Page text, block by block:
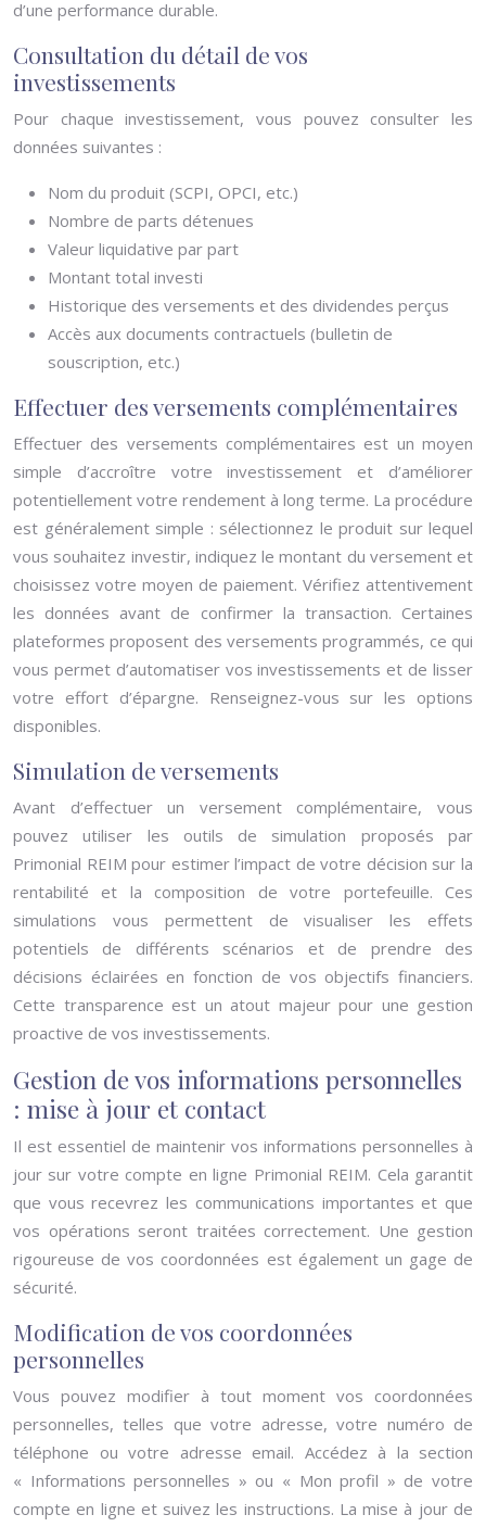
d’une performance durable.
Consultation du détail de vos
investissements
Pour chaque investissement, vous pouvez consulter les
données suivantes :
Nom du produit (SCPI, OPCI, etc.)
Nombre de parts détenues
Valeur liquidative par part
Montant total investi
Historique des versements et des dividendes perçus
Accès aux documents contractuels (bulletin de
souscription, etc.)
Effectuer des versements complémentaires
Effectuer des versements complémentaires est un moyen
simple d’accroître votre investissement et d’améliorer
potentiellement votre rendement à long terme. La procédure
est généralement simple : sélectionnez le produit sur lequel
vous souhaitez investir, indiquez le montant du versement et
choisissez votre moyen de paiement. Vérifiez attentivement
les données avant de confirmer la transaction. Certaines
plateformes proposent des versements programmés, ce qui
vous permet d’automatiser vos investissements et de lisser
votre effort d’épargne. Renseignez-vous sur les options
disponibles.
Simulation de versements
Avant d’effectuer un versement complémentaire, vous
pouvez utiliser les outils de simulation proposés par
Primonial REIM pour estimer l’impact de votre décision sur la
rentabilité et la composition de votre portefeuille. Ces
simulations vous permettent de visualiser les effets
potentiels de différents scénarios et de prendre des
décisions éclairées en fonction de vos objectifs financiers.
Cette transparence est un atout majeur pour une gestion
proactive de vos investissements.
Gestion de vos informations personnelles
: mise à jour et contact
Il est essentiel de maintenir vos informations personnelles à
jour sur votre compte en ligne Primonial REIM. Cela garantit
que vous recevrez les communications importantes et que
vos opérations seront traitées correctement. Une gestion
rigoureuse de vos coordonnées est également un gage de
sécurité.
Modification de vos coordonnées
personnelles
Vous pouvez modifier à tout moment vos coordonnées
personnelles, telles que votre adresse, votre numéro de
téléphone ou votre adresse email. Accédez à la section
« Informations personnelles » ou « Mon profil » de votre
compte en ligne et suivez les instructions. La mise à jour de